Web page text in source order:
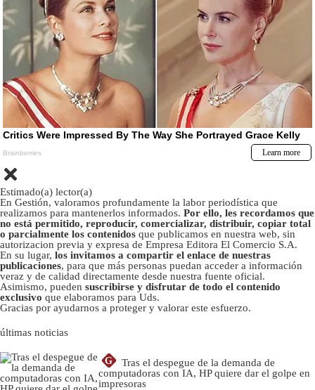
Estimado(a) lector(a)
En Gestión, valoramos profundamente la labor periodística que
realizamos para mantenerlos informados. Por ello, les recordamos que
no está permitido, reproducir, comercializar, distribuir, copiar total
o parcialmente los contenidos que publicamos en nuestra web, sin
autorizacion previa y expresa de Empresa Editora El Comercio S.A.
En su lugar, los invitamos a compartir el enlace de nuestras
publicaciones, para que más personas puedan acceder a información
veraz y de calidad directamente desde nuestra fuente oficial.
Asimismo, pueden suscribirse y disfrutar de todo el contenido
exclusivo que elaboramos para Uds.
Gracias por ayudarnos a proteger y valorar este esfuerzo.
últimas noticias
G
Tras el despegue de la demanda de
computadoras con IA, HP quiere dar el golpe en
impresoras